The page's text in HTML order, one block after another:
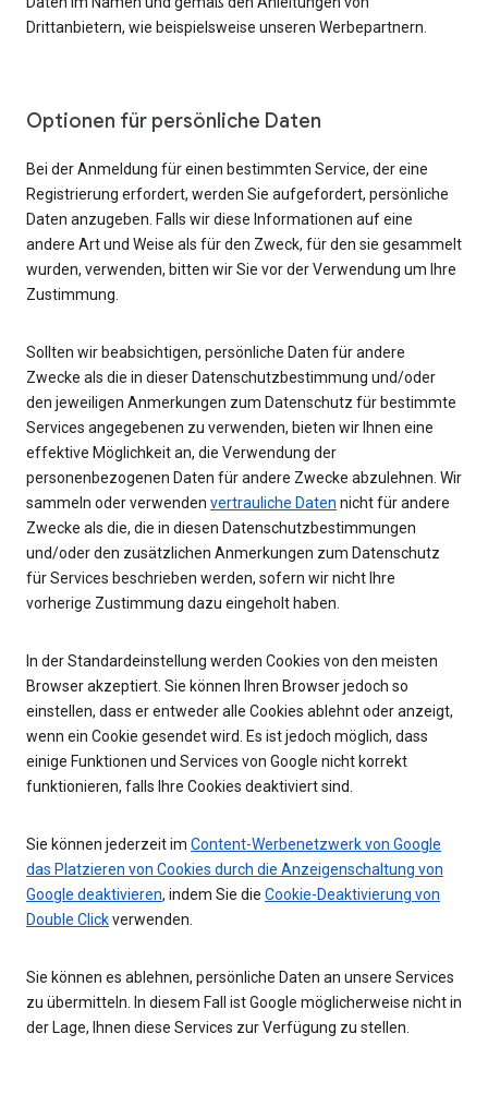
Drittanbietern, wie beispielsweise unseren Werbepartnern.
Optionen für persönliche Daten
Bei der Anmeldung für einen bestimmten Service, der eine
Registrierung erfordert, werden Sie aufgefordert, persönliche
Daten anzugeben. Falls wir diese Informationen auf eine
andere Art und Weise als für den Zweck, für den sie gesammelt
wurden, verwenden, bitten wir Sie vor der Verwendung um Ihre
Zustimmung.
Sollten wir beabsichtigen, persönliche Daten für andere
Zwecke als die in dieser Datenschutzbestimmung und/oder
den jeweiligen Anmerkungen zum Datenschutz für bestimmte
Services angegebenen zu verwenden, bieten wir Ihnen eine
effektive Möglichkeit an, die Verwendung der
personenbezogenen Daten für andere Zwecke abzulehnen. Wir
sammeln oder verwenden vertrauliche Daten nicht für andere
Zwecke als die, die in diesen Datenschutzbestimmungen
und/oder den zusätzlichen Anmerkungen zum Datenschutz
für Services beschrieben werden, sofern wir nicht Ihre
vorherige Zustimmung dazu eingeholt haben.
In der Standardeinstellung werden Cookies von den meisten
Browser akzeptiert. Sie können Ihren Browser jedoch so
einstellen, dass er entweder alle Cookies ablehnt oder anzeigt,
wenn ein Cookie gesendet wird. Es ist jedoch möglich, dass
einige Funktionen und Services von Google nicht korrekt
funktionieren, falls Ihre Cookies deaktiviert sind.
Sie können jederzeit im Content-Werbenetzwerk von Google
das Platzieren von Cookies durch die Anzeigenschaltung von
Google deaktivieren, indem Sie die Cookie-Deaktivierung von
Double Clickverwenden.
Sie können es ablehnen, persönliche Daten an unsere Services
zu übermitteln. In diesem Fall ist Google möglicherweise nicht in
der Lage, Ihnen diese Services zur Verfügung zu stellen.